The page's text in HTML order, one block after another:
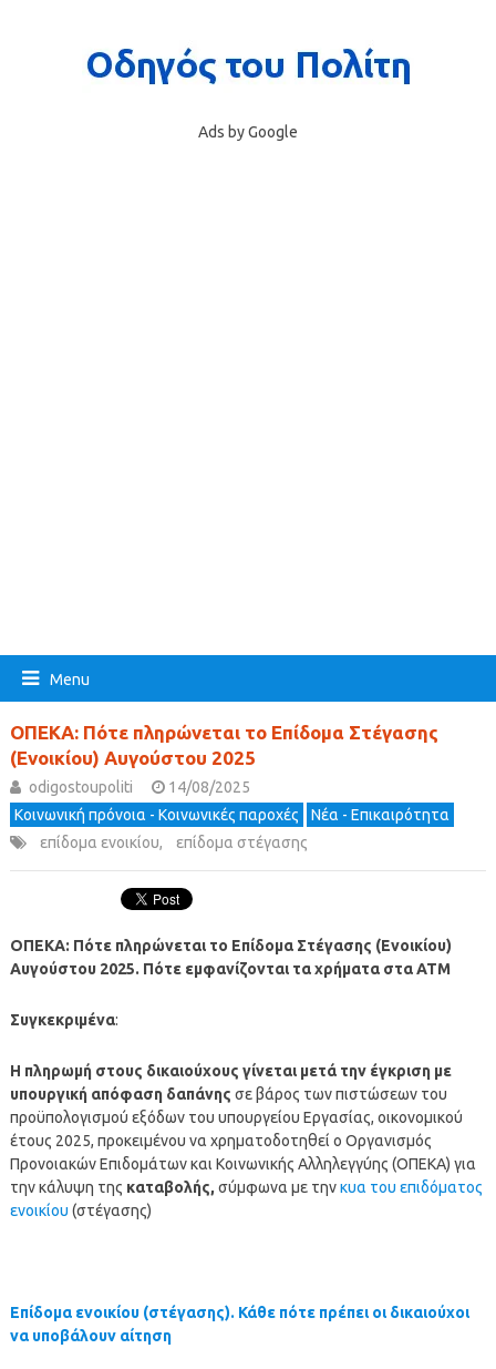
Ads by Google
Menu
ΟΠΕΚΑ: Πότε πληρώνεται το Επίδομα Στέγασης
(Ενοικίου) Αυγούστου 2025
odigostoupoliti
14/08/2025
Κοινωνική πρόνοια - Κοινωνικές παροχές
Νέα - Επικαιρότητα
επίδομα ενοικίου, επίδομα στέγασης
ΟΠΕΚΑ: Πότε πληρώνεται το Επίδομα Στέγασης (Ενοικίου)
Αυγούστου2025. Πότε εμφανίζονται τα χρήματα στα ΑΤΜ
Συγκεκριμένα:
Η πληρωμή στους δικαιούχους γίνεται μετά την έγκριση με
υπουργική απόφαση δαπάνης σε βάρος των πιστώσεων του
προϋπολογισμού εξόδων του υπουργείου Εργασίας, οικονομικού
έτους 2025, προκειμένου να χρηματοδοτηθεί ο Οργανισμός
Προνοιακών Επιδομάτων και Κοινωνικής Αλληλεγγύης (ΟΠΕΚΑ) για
την κάλυψη της καταβολής, σύμφωνα με τηνκυα του επιδόματος
ενοικίου (στέγασης)
Επίδομα ενοικίου (στέγασης). Κάθε πότε πρέπει οι δικαιούχοι
να υποβάλουν αίτηση